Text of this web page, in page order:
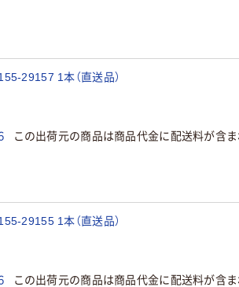
29157 1本（直送品）
この出荷元の商品は商品代金に配送料が含ま
29155 1本（直送品）
この出荷元の商品は商品代金に配送料が含ま